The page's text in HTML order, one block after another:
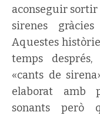
aconseguir sortir
sirenes
Aquestes
temps
«cants de
elaborat amb
sonants però